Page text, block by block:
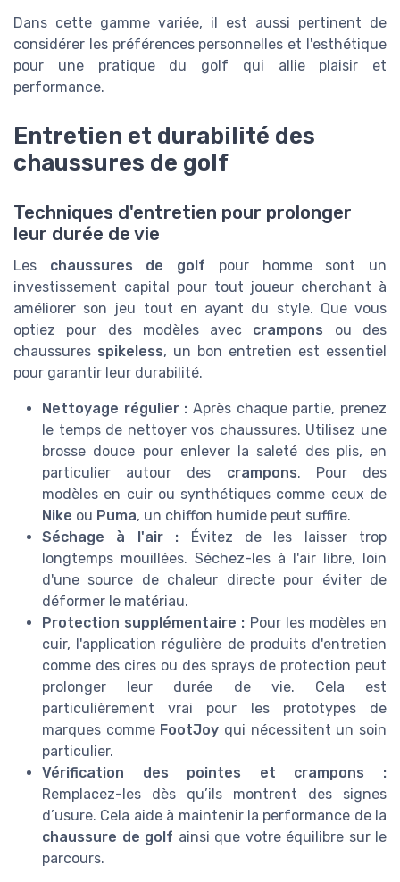
Dans cette gamme variée, il est aussi pertinent de
considérer les préférences personnelles et l'esthétique
pour une pratique du golf qui allie plaisir et
performance.
Entretien et durabilité des
chaussures de golf
Techniques d'entretien pour prolonger
leur durée de vie
Les chaussures de golf pour homme sont un
investissement capital pour tout joueur cherchant à
améliorer son jeu tout en ayant du style. Que vous
optiez pour des modèles avec crampons ou des
chaussures spikeless, un bon entretien est essentiel
pour garantir leur durabilité.
Nettoyage régulier : Après chaque partie, prenez
le temps de nettoyer vos chaussures. Utilisez une
brosse douce pour enlever la saleté des plis, en
particulier autour des crampons. Pour des
modèles en cuir ou synthétiques comme ceux de
Nike ou Puma, un chiffon humide peut suffire.
Séchage à l'air : Évitez de les laisser trop
longtemps mouillées. Séchez-les à l'air libre, loin
d'une source de chaleur directe pour éviter de
déformer le matériau.
Protection supplémentaire : Pour les modèles en
cuir, l'application régulière de produits d'entretien
comme des cires ou des sprays de protection peut
prolonger leur durée de vie. Cela est
particulièrement vrai pour les prototypes de
marques comme FootJoy qui nécessitent un soin
particulier.
Vérification des pointes et crampons :
Remplacez-les dès qu’ils montrent des signes
d’usure. Cela aide à maintenir la performance de la
chaussure de golf ainsi que votre équilibre sur le
parcours.